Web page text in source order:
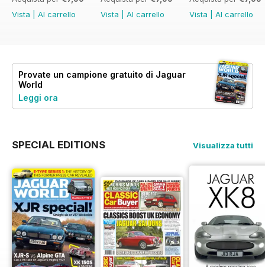
Vista
Al carrello
Vista
Al carrello
Vista
Al carrello
Provate un campione gratuito di Jaguar
World
Leggi ora
SPECIAL EDITIONS Visualizza tutti